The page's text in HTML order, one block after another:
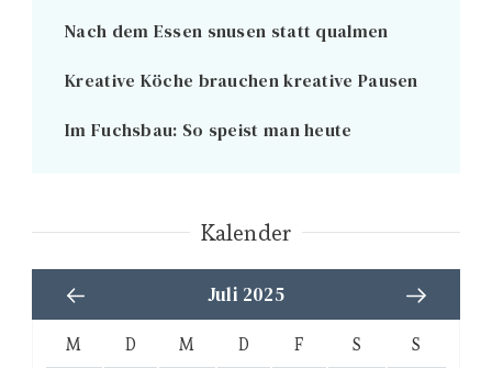
Nach dem Essen snusen statt qualmen
Kreative Köche brauchen kreative Pausen
Im Fuchsbau: So speist man heute
Kalender
Juli 2025
M D M D F S S